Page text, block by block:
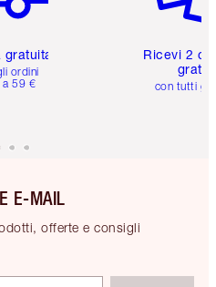
gratuita
ordini
a 59 €
Ricevi 2
con tutti gli
E-MAIL
offerte e consigli